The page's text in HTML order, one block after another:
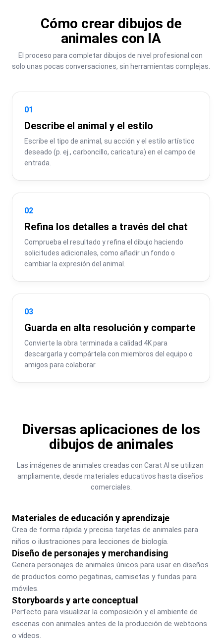
Cómo crear dibujos de
animales con IA
El proceso para completar dibujos de nivel profesional con
solo unas pocas conversaciones, sin herramientas complejas.
01
Describe el animal y el estilo
Escribe el tipo de animal, su acción y el estilo artístico
deseado (p. ej., carboncillo, caricatura) en el campo de
entrada.
02
Refina los detalles a través del chat
Comprueba el resultado y refina el dibujo haciendo
solicitudes adicionales, como añadir un fondo o
cambiar la expresión del animal.
03
Guarda en alta resolución y comparte
Convierte la obra terminada a calidad 4K para
descargarla y compártela con miembros del equipo o
amigos para colaborar.
Diversas aplicaciones de los
dibujos de animales
Las imágenes de animales creadas con Carat AI se utilizan
ampliamente, desde materiales educativos hasta diseños
comerciales.
Materiales de educación y aprendizaje
Crea de forma rápida y precisa tarjetas de animales para
niños o ilustraciones para lecciones de biología.
Diseño de personajes y merchandising
Genera personajes de animales únicos para usar en diseños
de productos como pegatinas, camisetas y fundas para
móviles.
Storyboards y arte conceptual
Perfecto para visualizar la composición y el ambiente de
escenas con animales antes de la producción de webtoons
o vídeos.